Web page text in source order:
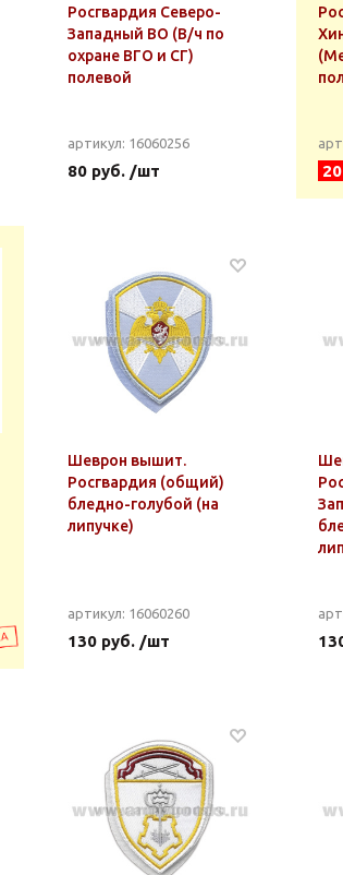
Росгвардия Северо-
Западный ВО (В/ч по
охране ВГО и СГ)
полевой
артикул: 16060256
80 руб. /шт
Шеврон вышит.
Росгвардия (общий)
бледно-голубой (на
липучке)
артикул: 16060260
130 руб. /шт